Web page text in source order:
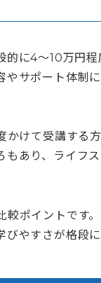
的に4〜10万円程
サポート体制
かけて受講する
あり、ライフ
ポイントです
やすさが格段に